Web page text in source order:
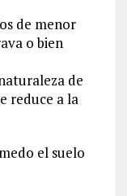
de menor
o bien
de
reduce a la
el suelo